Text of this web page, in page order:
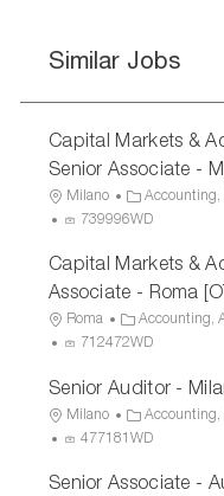
Similar Jobs
Capital Markets &
Senior Associate -
L
o
a
t
i
Milano
C
a
e
g
o
r
Accounting,
P
o
c
e
I
D
739996WD
Capital Markets &
Associate - Roma
L
o
a
t
n
Roma
C
a
e
g
o
y
Accounting,
P
o
c
e
s
712472WD
Senior Auditor -
L
o
a
Milano
C
a
e
Accounting,
P
o
477181WD
Senior Associate -